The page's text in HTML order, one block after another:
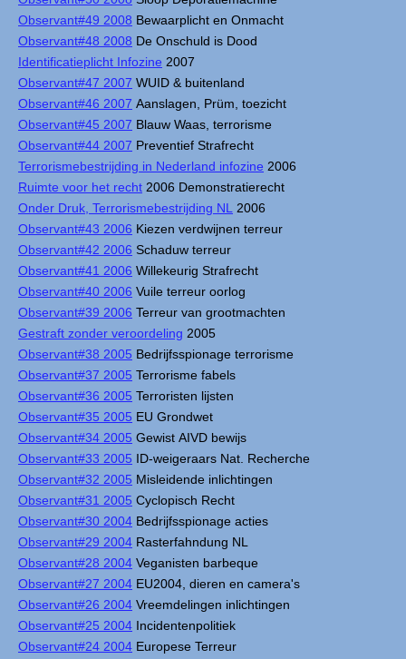
Observant#49 2008 Bewaarplicht en Onmacht
Observant#48 2008 De Onschuld is Dood
Identificatieplicht Infozine 2007
Observant#47 2007 WUID & buitenland
Observant#46 2007 Aanslagen, Prüm, toezicht
Observant#45 2007 Blauw Waas, terrorisme
Observant#44 2007 Preventief Strafrecht
Terrorismebestrijding in Nederland infozine 2006
Ruimte voor het recht 2006 Demonstratierecht
Onder Druk, Terrorismebestrijding NL
2006
Observant#43 2006 Kiezen verdwijnen terreur
Observant#42 2006 Schaduw terreur
Observant#41 2006 Willekeurig Strafrecht
Observant#40 2006 Vuile terreur oorlog
Observant#39 2006 Terreur van grootmachten
Gestraft zonder veroordeling 2005
Observant#38 2005 Bedrijfsspionage terrorisme
Observant#37 2005 Terrorisme fabels
Observant#36 2005 Terroristen lijsten
Observant#35 2005 EU Grondwet
Observant#34 2005 Gewist AIVD bewijs
Observant#33 2005 ID-weigeraars Nat. Recherche
Observant#32 2005 Misleidende inlichtingen
Observant#31 2005 Cyclopisch Recht
Observant#30 2004 Bedrijfsspionage acties
Observant#29 2004 Rasterfahndung NL
Observant#28 2004 Veganisten barbeque
Observant#27 2004 EU2004, dieren en camera's
Observant#26 2004 Vreemdelingen inlichtingen
Observant#25 2004 Incidentenpolitiek
Observant#24 2004 Europese Terreur